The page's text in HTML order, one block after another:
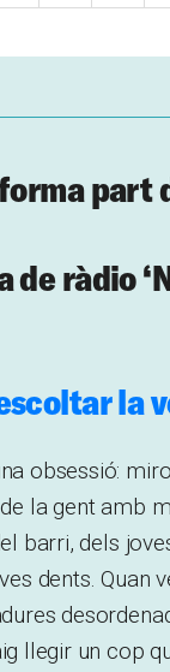
part
ràdio
la
obsessió:
la gent amb
barri, dels
dents. Quan
llegir un cop